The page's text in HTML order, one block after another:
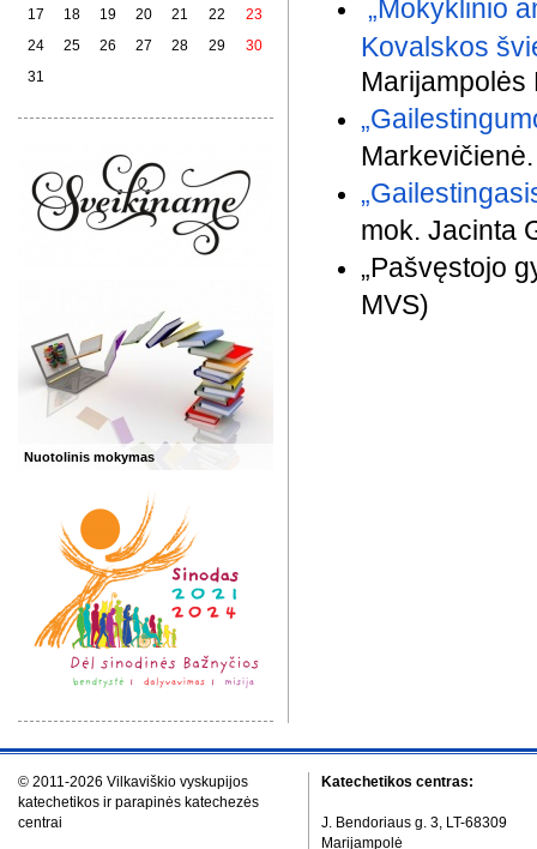
17
18 19 20 21 22
23
24
25 26 27 28 29
30
31
Nuotolinis mokymas
„Mokyklinio
Kovalskos
Marijampolės
mok. Jacinta
„Pašvęstojo
MVS)
© 2011-2026 Vilkaviškio vyskupijos
katechetikos ir parapinės katechezės
centrai
Katechetikos centras:
J. Bendoriaus g. 3, LT-68309
Marijampolė